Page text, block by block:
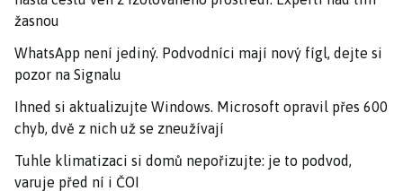
žasnou
WhatsApp není jediný. Podvodníci mají nový fígl, dejte si
pozor na Signalu
Ihned si aktualizujte Windows. Microsoft opravil přes 600
chyb, dvě z nich už se zneužívají
Tuhle klimatizaci si domů nepořizujte: je to podvod,
varuje před ní i ČOI